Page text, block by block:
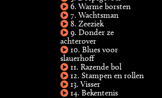
6. Warme borsten
7. Wachtsman
8. Zeeziek
9. Donder ze
achterover
10. Blues voor
slauerhoff
11. Razende bol
12. Stampen en rollen
13. Visser
14. Bekentenis